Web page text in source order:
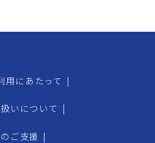
用にあたって |
いについて |
ご支援 |